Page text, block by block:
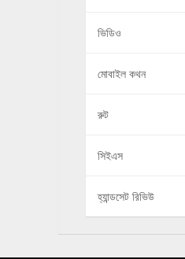
ভিডিও
মোবাইল কথন
রুট
সিইএস
হ্যান্ডসেট রিভিউ